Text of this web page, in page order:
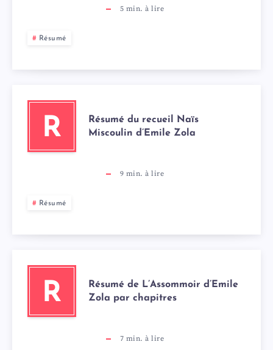
5 min. à lire
Résumé
R
Résumé du recueil Naïs
Miscoulin d’Emile Zola
9 min. à lire
Résumé
R
Résumé de L’Assommoir d’Emile
Zola par chapitres
7 min. à lire